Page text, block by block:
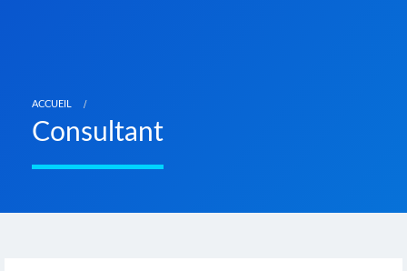
ACCUEIL
Consultant